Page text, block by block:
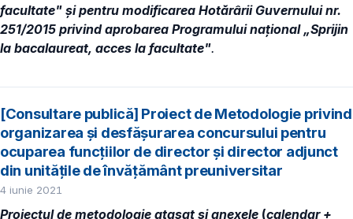
facultate" și pentru modificarea Hotărârii Guvernului nr.
251/2015 privind aprobarea Programului naţional „Sprijin
la bacalaureat, acces la facultate".
[Consultare publică] Proiect de Metodologie privind
organizarea și desfășurarea concursului pentru
ocuparea funcțiilor de director și director adjunct
din unitățile de învățământ preuniversitar
4 iunie 2021
Proiectul de metodologie ataşat și anexele (calendar +